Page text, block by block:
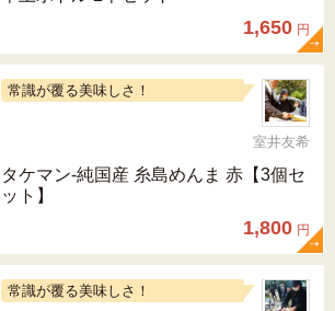
1,650 円
常識が覆る美味しさ！
室井友希
タケマン-純国産 糸島めんま 赤【3個セ
ット】
1,800 円
常識が覆る美味しさ！